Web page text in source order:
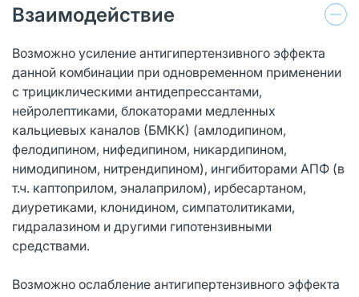
Взаимодействие
Возможно усиление антигипертензивного эффекта
данной комбинации при одновременном применении
с трициклическими антидепрессантами,
нейролептиками, блокаторами медленных
кальциевых каналов (БМКК) (амлодипином,
фелодипином, нифедипином, никардипином,
нимодипином, нитрендипином), ингибиторами АПФ (в
т.ч. каптоприлом, эналаприлом), ирбесартаном,
диуретиками, клонидином, симпатолитиками,
гидралазином и другими гипотензивными
средствами.
Возможно ослабление антигипертензивного эффекта